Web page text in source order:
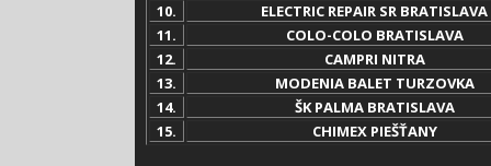
10.
ELECTRIC REPAIR SR BRATISLAVA
11.
COLO-COLO BRATISLAVA
12.
CAMPRI NITRA
13.
MODENIA BALET TURZOVKA
14.
ŠK PALMA BRATISLAVA
15.
CHIMEX PIEŠŤANY